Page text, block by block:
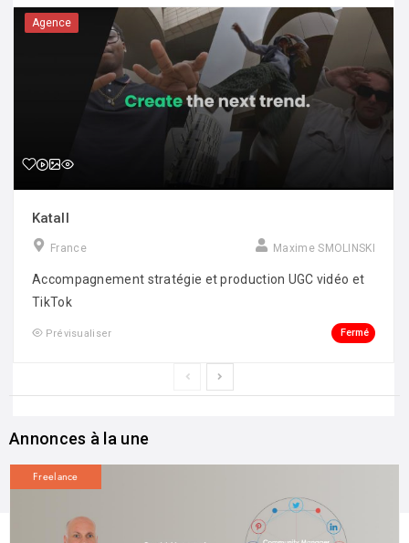
Agence
Katall
France Maxime SMOLINSKI
Accompagnement stratégie et production UGC vidéo et
TikTok
Prévisualiser Fermé
Annonces à la une
Freelance